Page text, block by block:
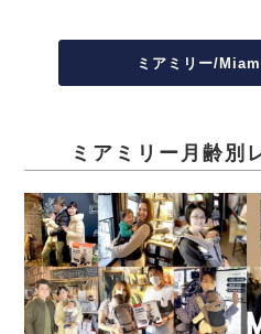
ミアミリー/
ミアミリー月齢別